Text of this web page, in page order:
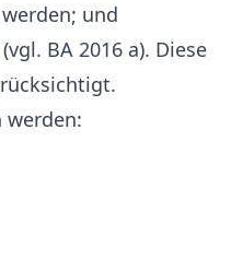
und
BA 2016 a). Diese
werden: